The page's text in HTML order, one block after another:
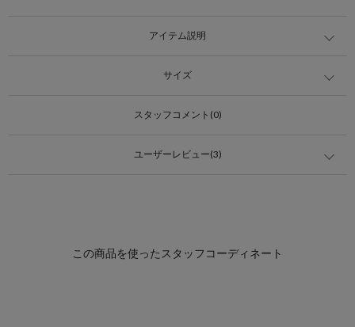
アイテム説明
サイズ
スタッフコメント(0)
ユーザーレビュー(3)